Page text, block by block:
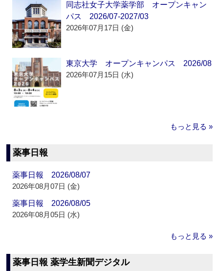
同志社女子大学薬学部 オープンキャン
パス 2026/07-2027/03
2026年07月17日 (金)
東京大学 オープンキャンパス 2026/08
2026年07月15日 (水)
もっと見る »
薬事日報
薬事日報 2026/08/07
2026年08月07日 (金)
薬事日報 2026/08/05
2026年08月05日 (水)
もっと見る »
薬事日報 薬学生新聞デジタル